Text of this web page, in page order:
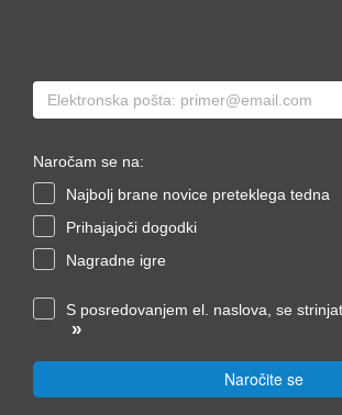
Naročam se na:
Najbolj brane novice preteklega tedna
Prihajajoči dogodki
Nagradne igre
S posredovanjem el. naslova, se
»
Naročite se